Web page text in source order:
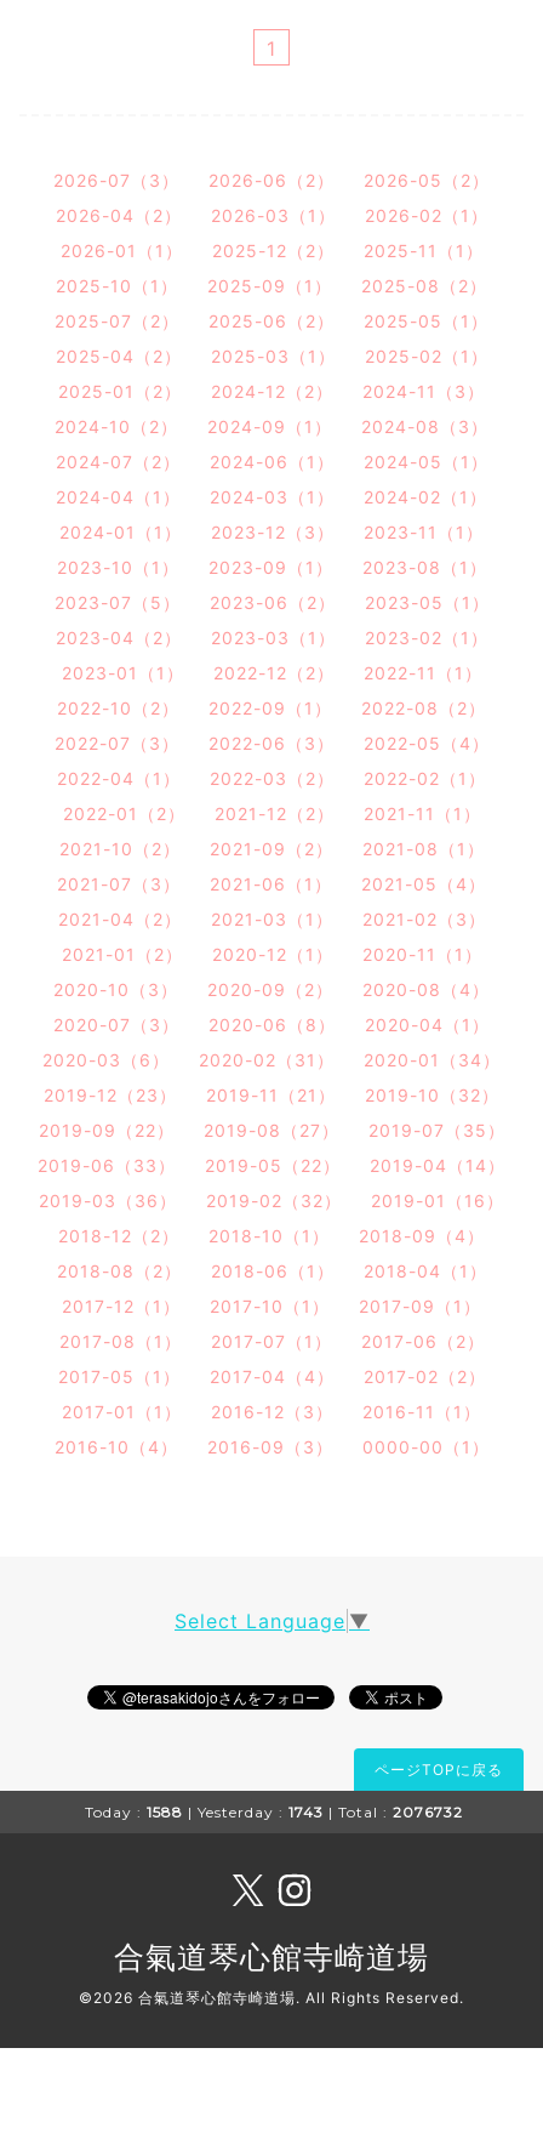
1
2026-07（3） 2026-06（2）
2026-05（2）
2026-04（2）
2026-03（1）
2026-02（1）
2026-01（1）
2025-12（2）
2025-11（1）
2025-10（1）
2025-09（1）
2025-08（2）
2025-07（2）
2025-06（2）
2025-05（1）
2025-04（2）
2025-03（1）
2025-02（1）
2025-01（2）
2024-12（2）
2024-11（3）
2024-10（2）
2024-09（1）
2024-08（3）
2024-07（2）
2024-06（1）
2024-05（1）
2024-04（1）
2024-03（1）
2024-02（1）
2024-01（1）
2023-12（3）
2023-11（1）
2023-10（1）
2023-09（1）
2023-08（1）
2023-07（5）
2023-06（2）
2023-05（1）
2023-04（2）
2023-03（1）
2023-02（1）
2023-01（1）
2022-12（2）
2022-11（1）
2022-10（2）
2022-09（1）
2022-08（2）
2022-07（3）
2022-06（3）
2022-05（4）
2022-04（1）
2022-03（2）
2022-02（1）
2022-01（2）
2021-12（2）
2021-11（1）
2021-10（2）
2021-09（2）
2021-08（1）
2021-07（3）
2021-06（1）
2021-05（4）
2021-04（2）
2021-03（1）
2021-02（3）
2021-01（2）
2020-12（1）
2020-11（1）
2020-10（3）
2020-09（2）
2020-08（4）
2020-07（3）
2020-06（8）
2020-04（1）
2020-03（6）
2020-02（31）
2020-01（34）
2019-12（23）
2019-11（21）
2019-10（32）
2019-09（22）
2019-08（27）
2019-07（35）
2019-06（33）
2019-05（22）
2019-04（14）
2019-03（36）
2019-02（32）
2019-01（16）
2018-12（2）
2018-10（1）
2018-09（4）
2018-08（2）
2018-06（1）
2018-04（1）
2017-12（1）
2017-10（1）
2017-09（1）
2017-08（1）
2017-07（1）
2017-06（2）
2017-05（1）
2017-04（4）
2017-02（2）
2017-01（1）
2016-12（3）
2016-11（1）
2016-10（4）
2016-09（3） 0000-00（1）
Select Language ▼
ページTOPに戻る
Today : 1588 | Yesterday : 1743 | Total : 2076732
合氣道琴心館寺崎道場
©2026 合氣道琴心館寺崎道場. All Rights Reserved.